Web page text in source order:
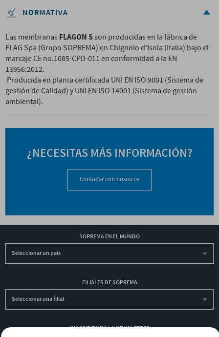
NORMATIVA
Las membranas FLAGON Sson producidas en la fábrica de
FLAG Spa (Grupo SOPREMA) en Chignolo d’Isola (Italia) bajo el
marcaje CE no.1085-CPD-011 en conformidad a la EN
13956:2012.
Producida en planta certificada UNI EN ISO 9001 (Sistema de
gestión de Calidad) y UNI EN ISO 14001 (Sistema de gestión
ambiental).
¿NECESITAS MÁS INFORMACIÓN?
Contacta con nosotros
SOPREMA EN EL MUNDO
Seleccionar un país
FILIALES DE SOPREMA
Seleccionar una filial
INSCRIBIRME A LA NEWSLETTER